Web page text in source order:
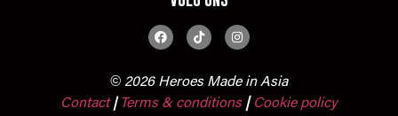
© 2026 Heroes Made in Asia
Contact | Terms & conditions | Cookie policy